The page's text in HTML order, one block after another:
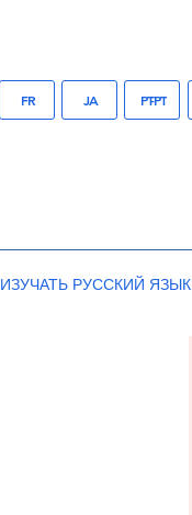
FR JA PT-PT
ИЗУЧАТЬ РУССКИЙ ЯЗЫК